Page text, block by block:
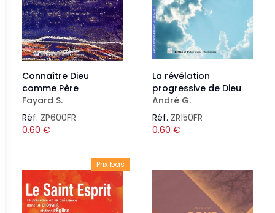
Connaître Dieu
comme Père
Fayard S.
Réf. ZP600FR
0,60 €
La révélation
progressive de Dieu
André G.
Réf. ZR150FR
0,60 €
Prix bas